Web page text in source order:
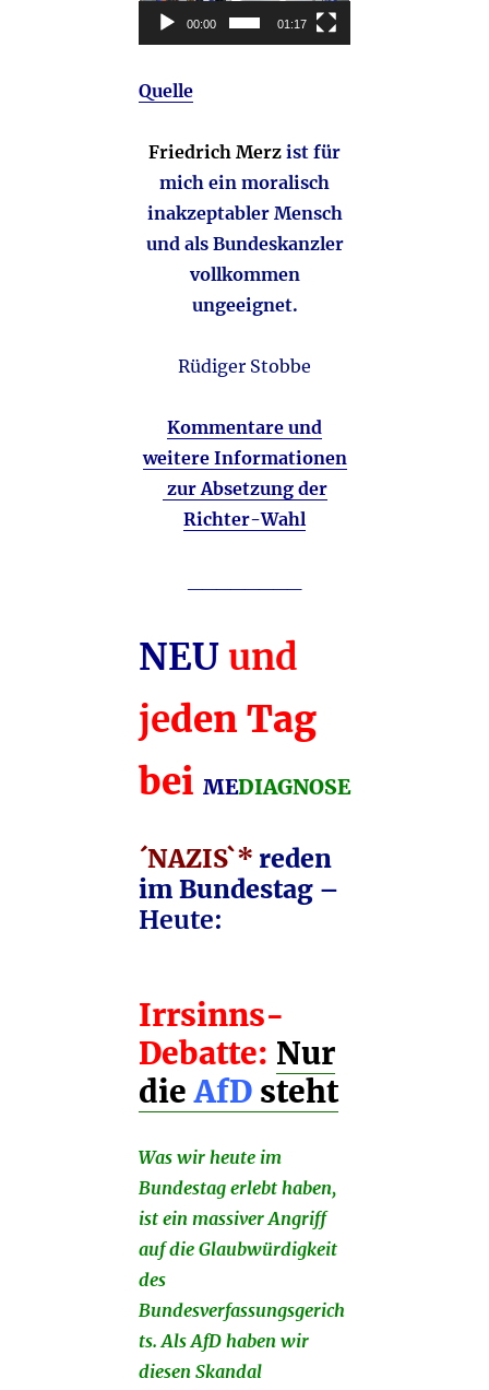
00:00 01:17
Quelle
Friedrich Merz ist für
mich ein moralisch
inakzeptabler Mensch
und als Bundeskanzler
vollkommen
ungeeignet.
Rüdiger Stobbe
Kommentare und
weitere Informationen
zur Absetzung der
Richter-Wahl
NEU und
jeden Tag
bei MEDIAGNOSE
´NAZIS`* reden
im Bundestag –
Heute:
Irrsinns-
Debatte: Nur
die AfD steht
Was wir heute im
Bundestag erlebt haben,
ist ein massiver Angriff
auf die Glaubwürdigkeit
des
Bundesverfassungsgerich
ts. Als AfD haben wir
diesen Skandal